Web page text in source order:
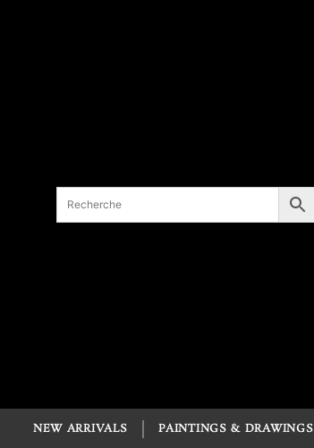
NEW ARRIVALS PAINTINGS & DRAWINGS